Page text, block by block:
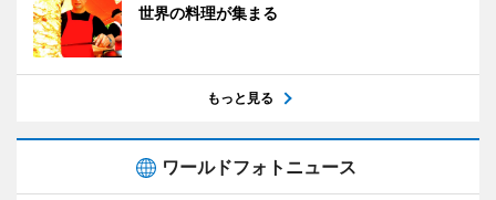
世界の料理が集まる
もっと見る
ワールドフォトニュース